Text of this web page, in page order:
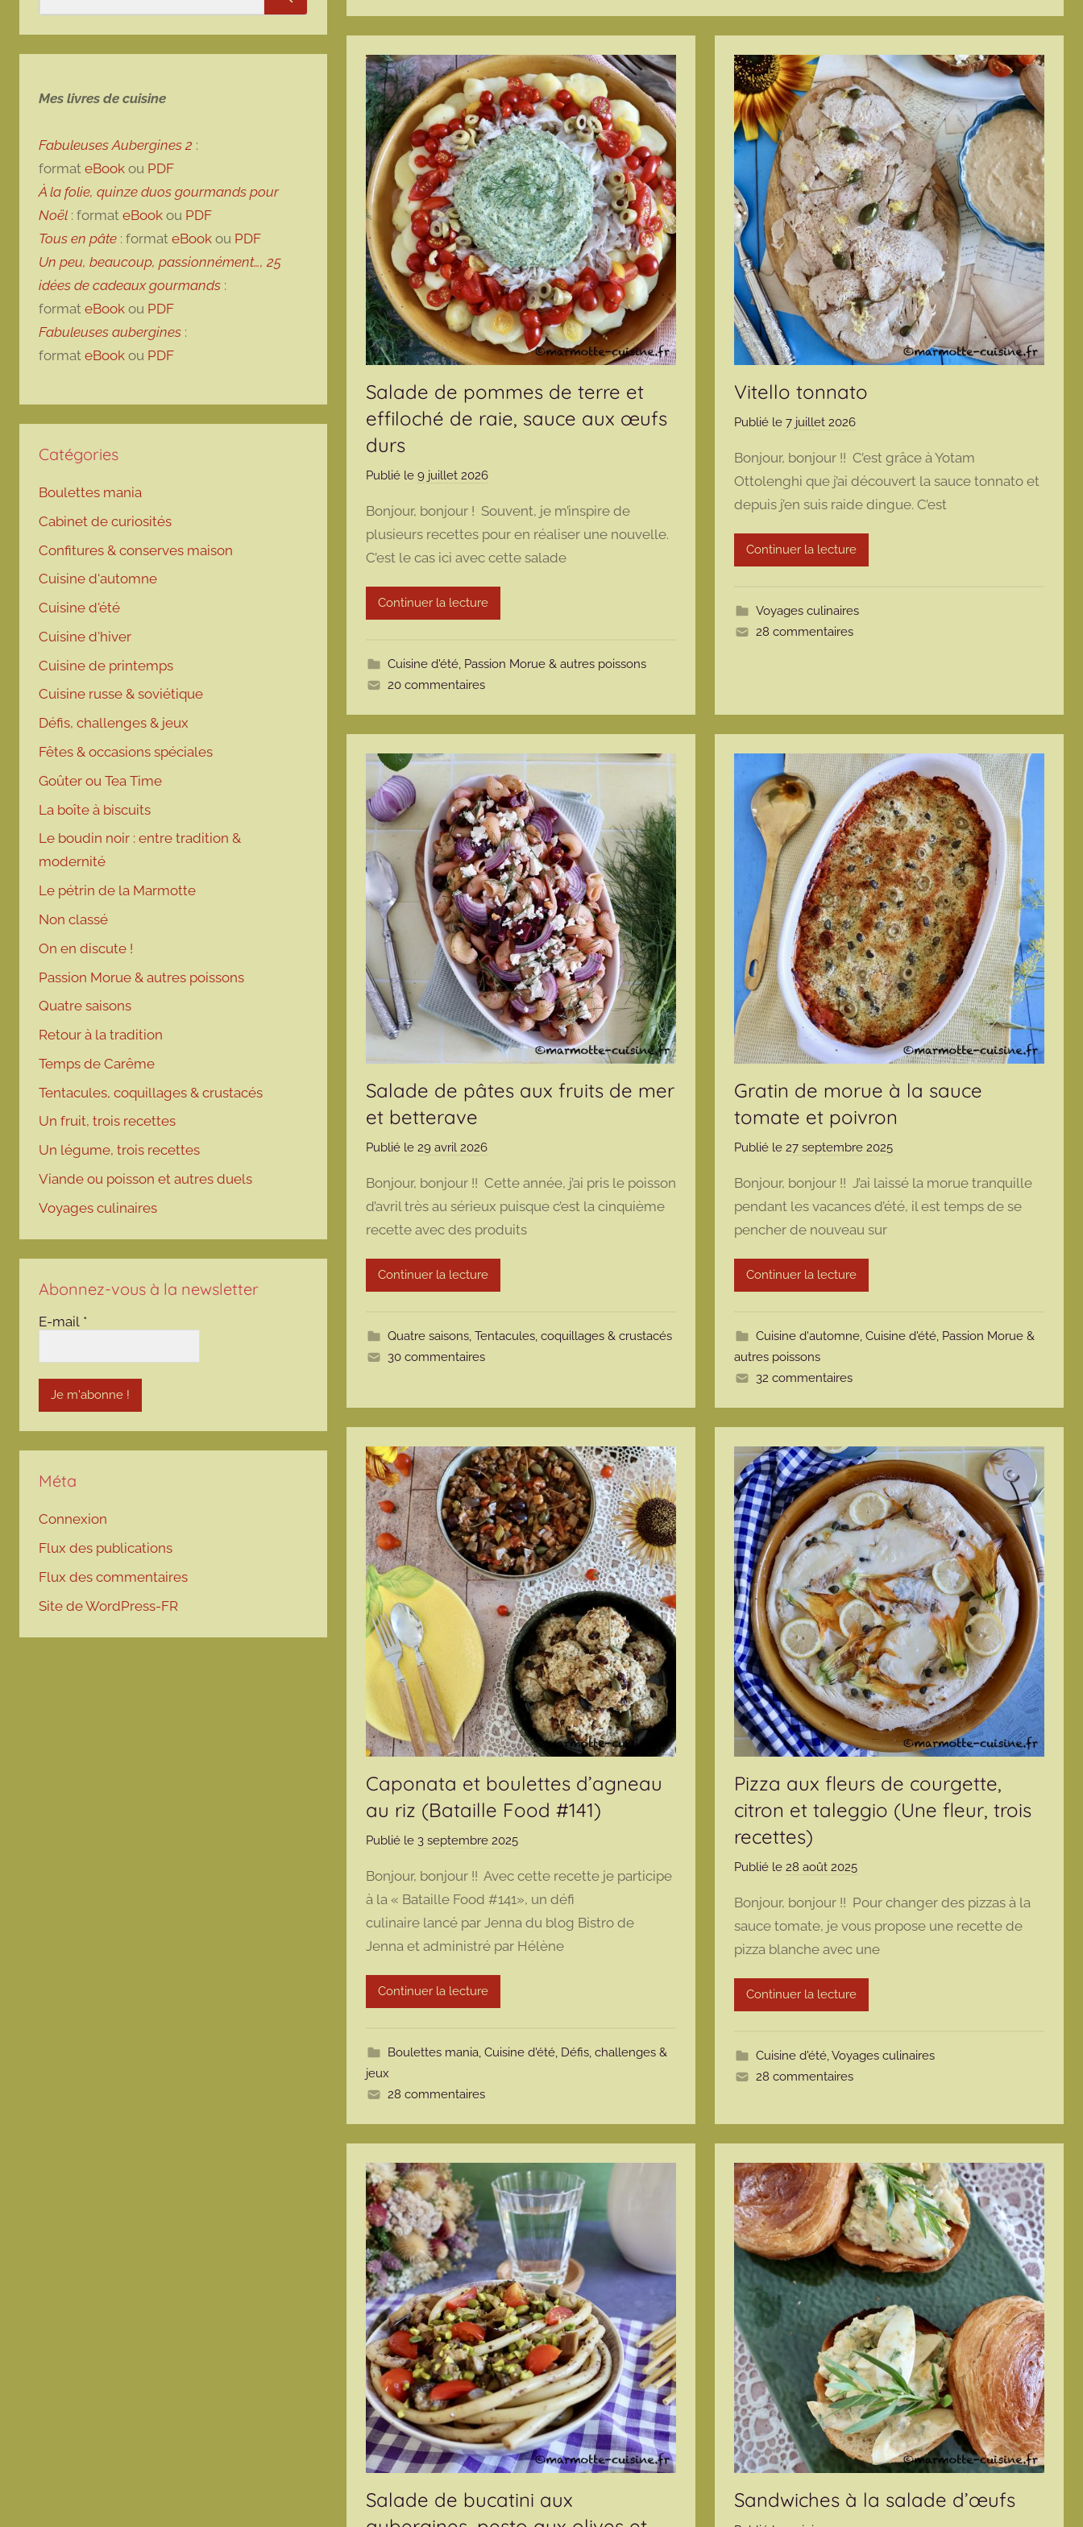
Salade de pommes de terre et
effiloché de raie, sauce aux œufs
durs
Publié le 9 juillet 2026p
r
m
a
m
o
t
Bonjour, bonjour ! Souvent, je m’inspire de
plusieurs recettes pour en réaliser une nouvelle.
C’est le cas ici avec cette salade
Continuer la lecture
Cuisine d'été, Passion Morue & autres poissons
20 commentaires
Vitello tonnato
Publié le 7 juillet 2026p
r
m
a
m
o
t
Bonjour, bonjour !! C’est grâce à Yotam
Ottolenghi que j’ai découvert la sauce tonnato et
depuis j’en suis raide dingue. C’est
Continuer la lecture
Voyages culinaires
28 commentaires
Salade de pâtes aux fruits de mer
et betterave
Publié le 29 avril 2026p
r
m
a
m
o
t
Bonjour, bonjour !! Cette année, j’ai pris le poisson
d’avril très au sérieux puisque c’est la cinquième
recette avec des produits
Continuer la lecture
Quatre saisons,Tentacules, coquillages & crustacés
30 commentaires
Gratin de morue à la sauce
tomate et poivron
Publié le 27 septembre 2025p
r
m
t
Bonjour, bonjour !! J’ai laissé la morue tranquille
pendant les vacances d’été, il est temps de se
pencher de nouveau sur
Continuer la lecture
Cuisine d'automne,Cuisine d'été, Passion Morue &
autres poissons
32 commentaires
Caponata et boulettes d’agneau
au riz (Bataille Food #141)
Publié le 3 septembre 2025p
r
m
a
r
e
Bonjour, bonjour !! Avec cette recette je participe
à la « Bataille Food #141», un défi
culinaire lancé par Jenna du blog Bistro de
Jenna et administré par Hélène
Continuer la lecture
Boulettes mania,Cuisine d'été, Défis, challenges &
jeux
28 commentaires
Pizza aux fleurs de courgette,
citron et taleggio (Une fleur, trois
recettes)
Publié le 28 août 2025p
r
m
a
o
t
Bonjour, bonjour !! Pour changer des pizzas à la
sauce tomate, je vous propose une recette de
pizza blanche avec une
Continuer la lecture
Cuisine d'été,Voyages culinaires
28 commentaires
Salade de bucatini aux
Sandwiches à la salade d’œufs
Rechercher
Mes livres de cuisine
Fabuleuses Aubergines 2 :
format eBook ou PDF
À la folie, quinze duos gourmands pour
Noël : format eBook ou PDF
Tous en pâte : format eBook ou PDF
Un peu, beaucoup, passionnément…, 25
idées de cadeaux gourmands :
format eBook ou PDF
Fabuleuses aubergines :
format eBook ou PDF
Catégories
Boulettes mania
Cabinet de curiosités
Confitures & conserves maison
Cuisine d'automne
Cuisine d'été
Cuisine d'hiver
Cuisine de printemps
Cuisine russe & soviétique
Défis, challenges & jeux
Fêtes & occasions spéciales
Goûter ou Tea Time
La boîte à biscuits
Le boudin noir : entre tradition &
modernité
Le pétrin de la Marmotte
Non classé
On en discute !
Passion Morue & autres poissons
Quatre saisons
Retour à la tradition
Temps de Carême
Tentacules, coquillages & crustacés
Un fruit, trois recettes
Un légume, trois recettes
Viande ou poisson et autres duels
Voyages culinaires
Abonnez-vous à la newsletter
E-mail *
Méta
Connexion
Flux des publications
Flux des commentaires
Site de WordPress-FR